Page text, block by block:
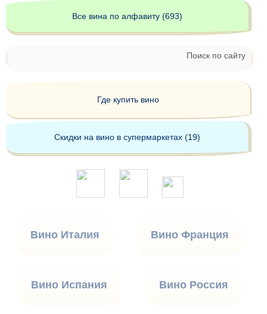
Все вина по алфавиту (693)
Поиск по сайту
Где купить вино
Скидки на вино в супермаркетах (19)
Вино Италия Вино Франция
Вино Испания Вино Россия